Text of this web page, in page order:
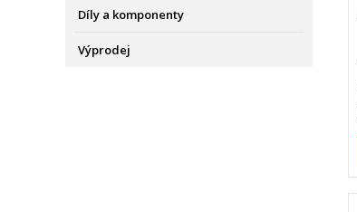
Díly a komponenty
Výprodej